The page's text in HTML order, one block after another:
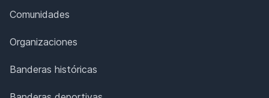
Comunidades
Organizaciones
Banderas históricas